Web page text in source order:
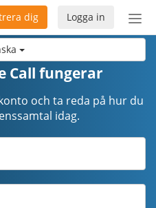
Logga in
dig
Call fungerar
och ta reda på hur du
idag.